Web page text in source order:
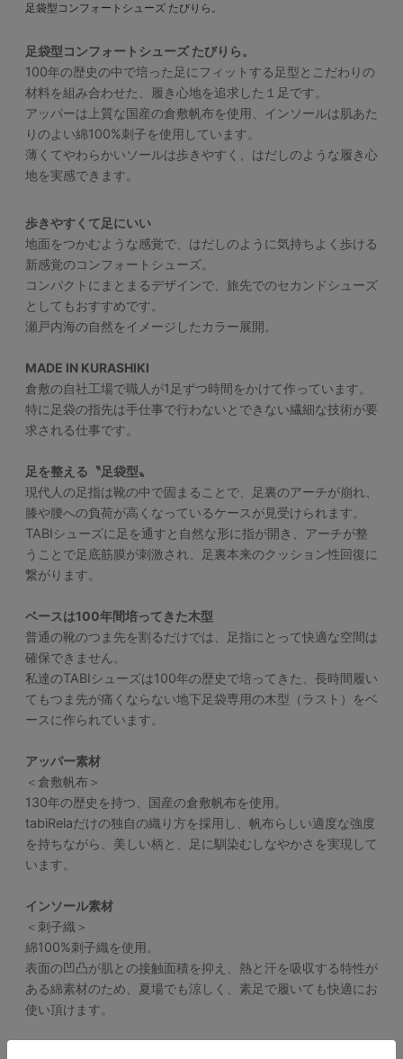
足袋型コンフォートシューズ たびりら。
足袋型コンフォートシューズ たびりら。
100年の歴史の中で培った足にフィットする足型とこだわりの
材料を組み合わせた、履き心地を追求した１足です。
アッパーは上質な国産の倉敷帆布を使用、インソールは肌あた
りのよい綿100%刺子を使用しています。
薄くてやわらかいソールは歩きやすく、はだしのような履き心
地を実感できます。
歩きやすくて足にいい
地面をつかむような感覚で、はだしのように気持ちよく歩ける
新感覚のコンフォートシューズ。
コンパクトにまとまるデザインで、旅先でのセカンドシューズ
としてもおすすめです。
瀬戸内海の自然をイメージしたカラー展開。
MADE IN KURASHIKI
倉敷の自社工場で職人が1足ずつ時間をかけて作っています。
特に足袋の指先は手仕事で行わないとできない繊細な技術が要
求される仕事です。
足を整える〝足袋型〟
現代人の足指は靴の中で固まることで、足裏のアーチが崩れ、
膝や腰への負荷が高くなっているケースが見受けられます。
TABIシューズに足を通すと自然な形に指が開き、アーチが整
うことで足底筋膜が刺激され、足裏本来のクッション性回復に
繋がります。
ベースは100年間培ってきた木型
普通の靴のつま先を割るだけでは、足指にとって快適な空間は
確保できません。
私達のTABIシューズは100年の歴史で培ってきた、長時間履い
てもつま先が痛くならない地下足袋専用の木型（ラスト）をベ
ースに作られています。
アッパー素材
＜倉敷帆布＞
130年の歴史を持つ、国産の倉敷帆布を使用。
tabiRelaだけの独自の織り方を採用し、帆布らしい適度な強度
を持ちながら、美しい柄と、足に馴染むしなやかさを実現して
います。
インソール素材
＜刺子織＞
綿100%刺子織を使用。
表面の凹凸が肌との接触面積を抑え、熱と汗を吸収する特性が
ある綿素材のため、夏場でも涼しく、素足で履いても快適にお
使い頂けます。